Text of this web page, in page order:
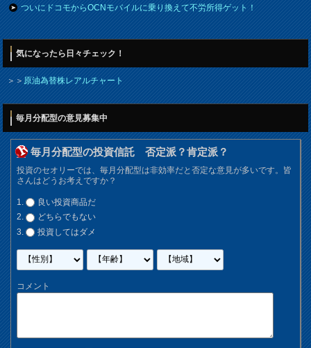
ついにドコモからOCNモバイルに乗り換えて不労所得ゲット！
気になったら日々チェック！
＞＞原油為替株レアルチャート
毎月分配型の意見募集中
毎月分配型の投資信託 否定派？肯定派？
投資のセオリーでは、毎月分配型は非効率だと否定な意見が多いです。皆
さんはどうお考えですか？
良い投資商品だ
どちらでもない
投資してはダメ
コメント